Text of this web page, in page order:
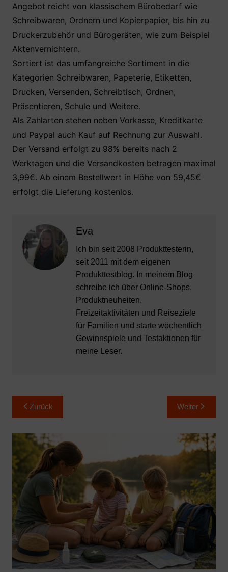
Angebot reicht von klassischem Bürobedarf wie
Schreibwaren, Ordnern und Kopierpapier, bis hin zu
Druckerzubehör und Bürogeräten, wie zum Beispiel
Aktenvernichtern.
Sortiert ist das umfangreiche Sortiment in die
Kategorien Schreibwaren, Papeterie, Etiketten,
Drucken, Versenden, Schreibtisch, Ordnen,
Präsentieren, Schule und Weitere.
Als Zahlarten stehen neben Vorkasse, Kreditkarte
und Paypal auch Kauf auf Rechnung zur Auswahl.
Der Versand erfolgt zu 98% bereits nach 2
Werktagen und die Versandkosten betragen maximal
3,99€. Ab einem Bestellwert in Höhe von 59,45€
erfolgt die Lieferung kostenlos.
Eva
Ich bin seit 2008 Produkttesterin,
seit 2011 mit dem eigenen
Produkttestblog. In meinem Blog
schreibe ich über Online-Shops,
Produktneuheiten,
Freizeitaktivitäten und Reiseziele
für Familien und starte wöchentlich
Gewinnspiele und Testaktionen für
meine Leser.
Beitragsnavigation
Zurück Weiter